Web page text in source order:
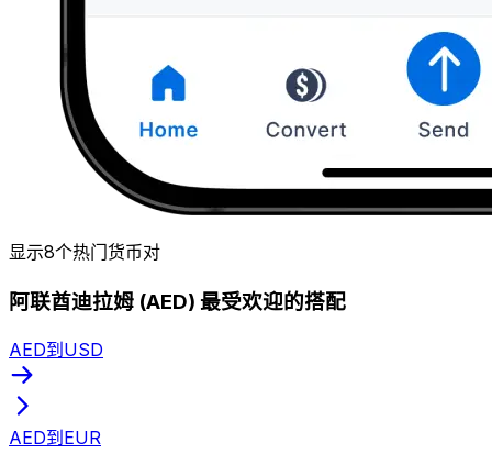
显示8个热门货币对
阿联酋迪拉姆 (AED) 最受欢迎的搭配
AED到USD
AED到EUR